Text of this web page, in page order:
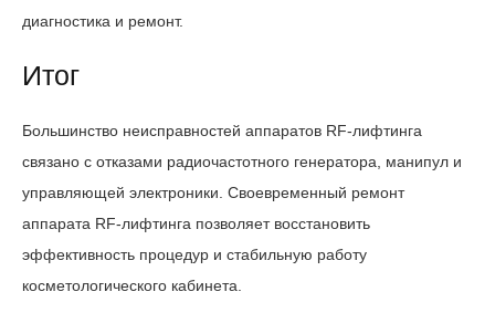
диагностика и ремонт.
Итог
Большинство неисправностей аппаратов RF-лифтинга
связано с отказами радиочастотного генератора, манипул и
управляющей электроники. Своевременный ремонт
аппарата RF-лифтинга позволяет восстановить
эффективность процедур и стабильную работу
косметологического кабинета.